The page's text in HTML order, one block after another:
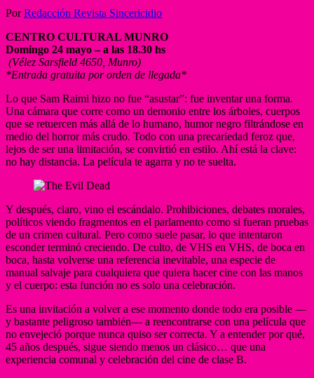
PorRedacción Revista Sincericidio
CENTRO CULTURAL MUNRO
Domingo 24 mayo – a las 18.30 hs
(Vélez Sarsfield 4650, Munro)
*Entrada gratuita por orden de llegada*
Lo que Sam Raimi hizo no fue “asustar”: fue inventar una forma.
Una cámara que corre como un demonio entre los árboles, cuerpos
que se retuercen más allá de lo humano, humor negro filtrándose en
medio del horror más crudo. Todo con una precariedad feroz que,
lejos de ser una limitación, se convirtió en estilo. Ahí está la clave:
no hay distancia. La película te agarra y no te suelta.
Y después, claro, vino el escándalo. Prohibiciones, debates morales,
políticos viendo fragmentos en el parlamento como si fueran pruebas
de un crimen cultural. Pero como suele pasar, lo que intentaron
esconder terminó creciendo. De culto, de VHS en VHS, de boca en
boca, hasta volverse una referencia inevitable, una especie de
manual salvaje para cualquiera que quiera hacer cine con las manos
y el cuerpo: esta función no es solo una celebración.
Es una invitación a volver a ese momento donde todo era posible —
y bastante peligroso también— a reencontrarse con una película que
no envejeció porque nunca quiso ser correcta. Y a entender por qué,
45 años después, sigue siendo menos un clásico… que una
experiencia comunal y celebración del cine de clase B.